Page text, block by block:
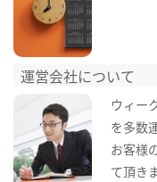
運営会社について
ウィー
を多数
お客様
て頂き